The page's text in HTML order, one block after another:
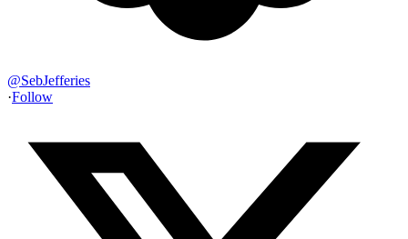
@SebJefferies
·Follow